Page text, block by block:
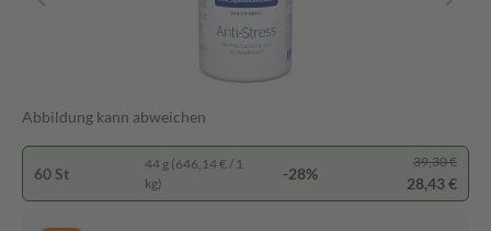
Abbildung kann abweichen
60 St
44 g (646,14 € / 1
kg)
-28%
39,30 €
28,43 €